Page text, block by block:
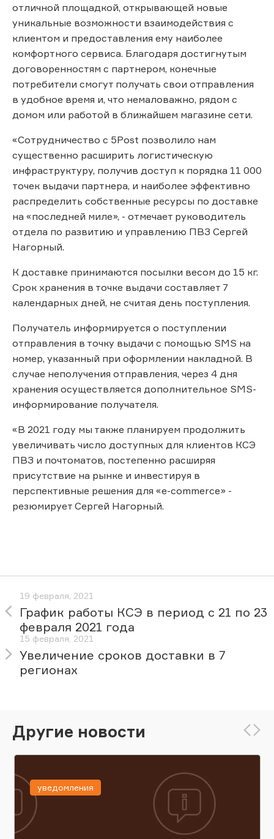
отличной площадкой, открывающей новые
уникальные возможности взаимодействия с
клиентом и предоставления ему наиболее
комфортного сервиса. Благодаря достигнутым
договоренностям с партнером, конечные
потребители смогут получать свои отправления
в удобное время и, что немаловажно, рядом с
домом или работой в ближайшем магазине сети.
«Сотрудничество с 5Post позволило нам
существенно расширить логистическую
инфраструктуру, получив доступ к порядка 11 000
точек выдачи партнера, и наиболее эффективно
распределить собственные ресурсы по доставке
на «последней миле», - отмечает руководитель
отдела по развитию и управлению ПВЗ Сергей
Нагорный.
К доставке принимаются посылки весом до 15 кг.
Срок хранения в точке выдачи составляет 7
календарных дней, не считая день поступления.
Получатель информируется о поступлении
отправления в точку выдачи с помощью SMS на
номер, указанный при оформлении накладной. В
случае неполучения отправления, через 4 дня
хранения осуществляется дополнительное SMS-
информирование получателя.
«В 2021 году мы также планируем продолжить
увеличивать число доступных для клиентов КСЭ
ПВЗ и почтоматов, постепенно расширяя
присутствие на рынке и инвестируя в
перспективные решения для «e-commerce» -
резюмирует Сергей Нагорный.
19 февраля, 2021
График работы КСЭ в период с 21 по 23
февраля 2021 года
15 февраля, 2021
Увеличение сроков доставки в 7
регионах
Другие новости
уведомления